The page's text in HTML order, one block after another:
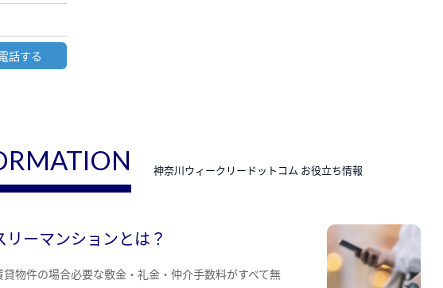
話する
神奈川ウィークリードットコム お役立ち情報
リーマンションとは？
貸物件の場合必要な敷金・礼金・仲介手数料がすべて無